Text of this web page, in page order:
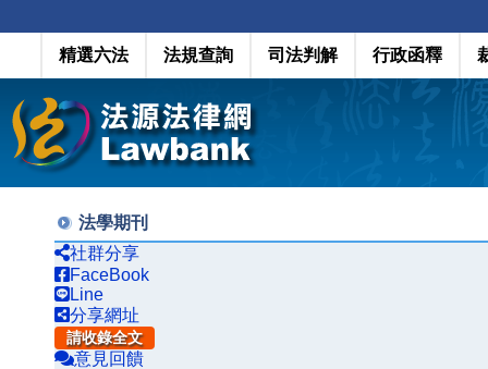
精選六法 法規查詢 司法判解 行政函釋
法學期刊
社群分享
FaceBook
Line
分享網址
請收錄全文
意見回饋